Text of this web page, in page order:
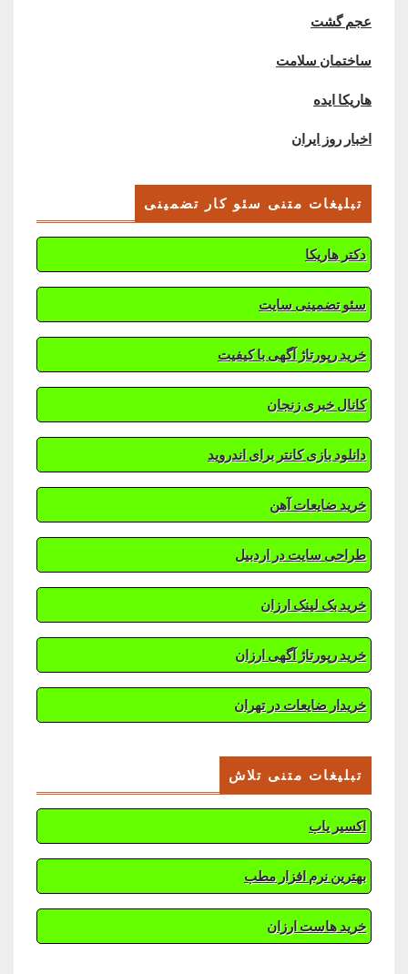
عجم گشت
ساختمان سلامت
هاریکا ایده
اخبار روز ایران
تبلیغات متنی سئو کار تضمینی
دکتر هاریکا
سئو تضمینی سایت
خرید رپورتاژ آگهی با کیفیت
کانال خبری زنجان
دانلود بازی کانتر برای اندروید
خرید ضایعات آهن
طراحی سایت در اردبیل
خرید بک لینک ارزان
خرید رپورتاژ آگهی ارزان
خریدار ضایعات در تهران
تبلیغات متنی تلاش
اکسیر یاب
بهترین نرم افزار مطب
خرید هاست ارزان